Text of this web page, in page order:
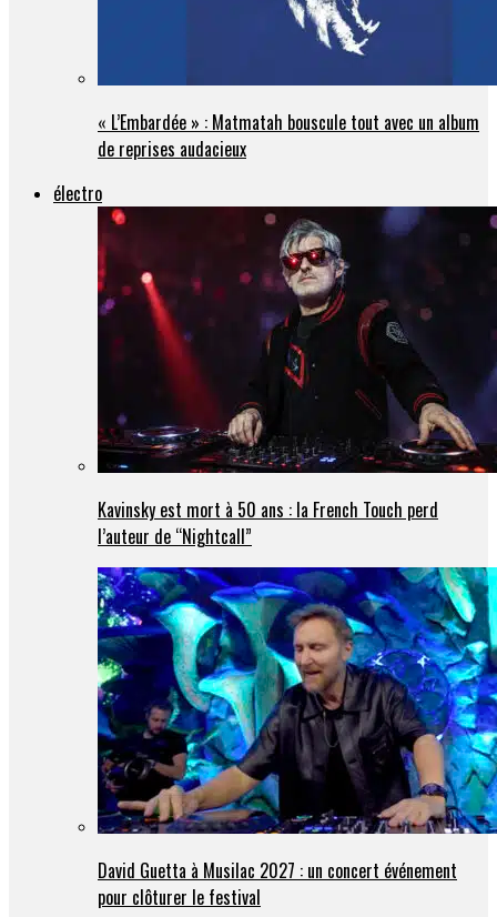
« L’Embardée » : Matmatah bouscule tout avec un album
de reprises audacieux
électro
Kavinsky est mort à 50 ans : la French Touch perd
l’auteur de “Nightcall”
David Guetta à Musilac 2027 : un concert événement
pour clôturer le festival